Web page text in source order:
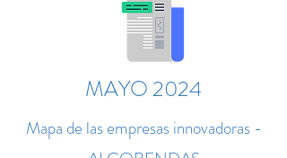
MAYO 2024
Mapa de las empresas innovadoras -